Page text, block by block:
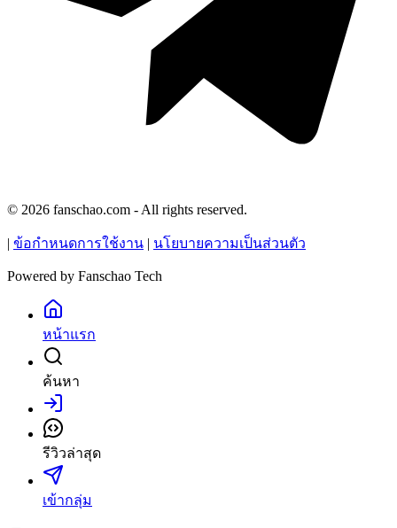
© 2026 fanschao.com - All rights reserved.
| ข้อกำหนดการใช้งาน | นโยบายความเป็นส่วนตัว
Powered by Fanschao Tech
หน้าแรก
ค้นหา
เข้าสู่ระบบ
รีวิวล่าสุด
เข้ากลุ่ม